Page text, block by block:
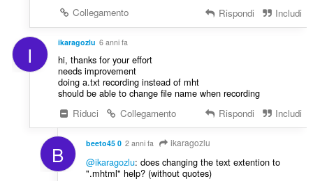
Collegamento
Rispondi Includi
I ikaragozlu 6 anni fa
hi, thanks for your effort
needs improvement
doing a.txt recording instead of mht
should be able to change file name when recording
Riduci
Collegamento Rispondi Includi
B beeto45 0 2 anni fa ikaragozlu
@ikaragozlu: does changing the text extention to
".mhtml" help? (without quotes)